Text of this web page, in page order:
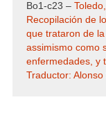
Bo1-c23 –
Recopilación de
que trataron de
assimismo como
enfermedades, y
Traductor: Alonso